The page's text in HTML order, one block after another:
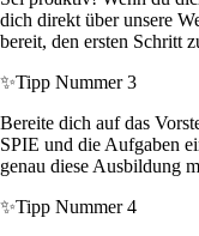
dich direkt über unsere
bereit, den ersten Schritt
✨Tipp Nummer 3
Bereite dich auf das
SPIE und die Aufgaben
genau diese Ausbildung
✨Tipp Nummer 4